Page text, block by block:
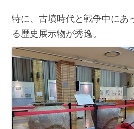
特に、古墳時代と戦争中にあ
る歴史展示物が秀逸。